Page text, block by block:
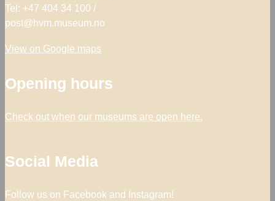
Tel: +47 404 34 100 /
post@hvm.museum.no
View on Google maps
Opening hours
Check out when our museums are open here.
Social Media
Follow us on Facebook and Instagram!